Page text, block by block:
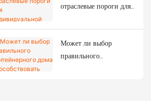
отраслевые пороги для
настройки домов из
контейнеров?
Может ли выбор
правильного